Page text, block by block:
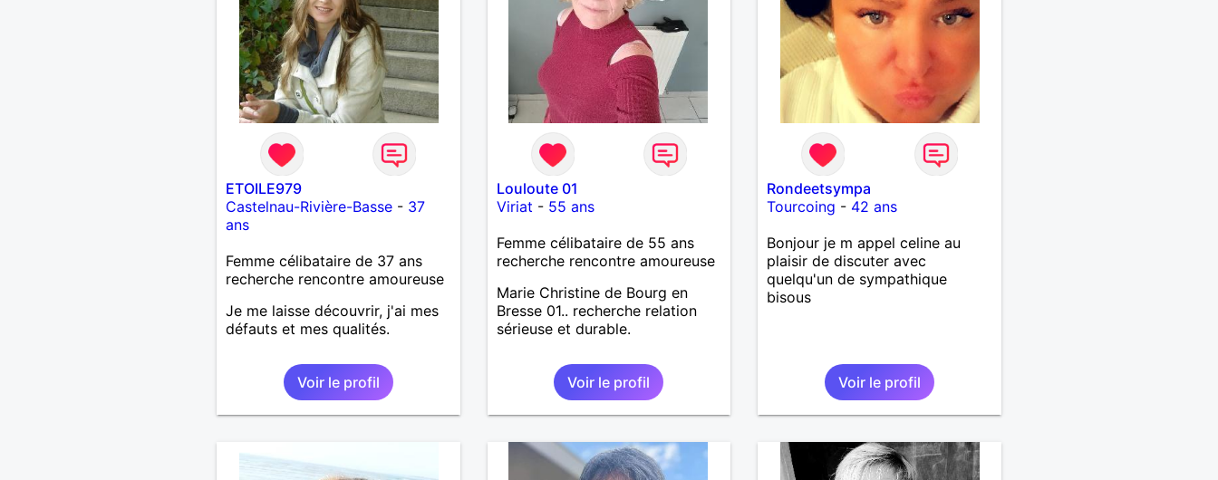
ETOILE979
Castelnau-Rivière-Basse- 37
ans
Femme célibataire de 37 ans
recherche rencontre amoureuse
Je me laisse découvrir, j'ai mes
défauts et mes qualités.
Voir le profil
Louloute 01
Viriat - 55 ans
Femme célibataire de 55 ans
recherche rencontre amoureuse
Marie Christine de Bourg en
Bresse 01.. recherche relation
sérieuse et durable.
Voir le profil
Rondeetsympa
Tourcoing - 42 ans
Bonjour je m appel celine au
plaisir de discuter avec
quelqu'un de sympathique
bisous
Voir le profil